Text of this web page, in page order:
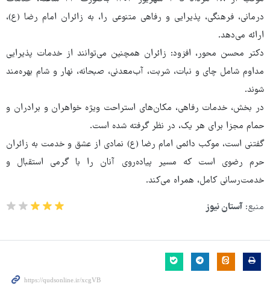
درمانی، فرهنگی، پذیرایی و رفاهی متنوعی را، به زائران امام رضا (ع)،
ارائه می‌دهد.
دکتر محسن محور، افزود: زائران همچنین می‌توانند از خدمات پذیرایی
مداوم شامل چای و نبات، شربت، آب‌معدنی، صبحانه، نهار و شام بهره‌مند
شوند.
در بخش، خدمات رفاهی، مکان‌های استراحت ویژه خواهران و برادران و
حمام مجزا برای هر یک، در نظر گرفته شده است.
گفتنی است، موکب دائمی امام رضا (ع) نمادی از عشق و خدمت به زائران
حرم رضوی است که مسیر پیاده‌روی آنان را با گرمی استقبال و
خدمت‌رسانی کامل، همراه می‌کند.
منبع: آستان نیوز